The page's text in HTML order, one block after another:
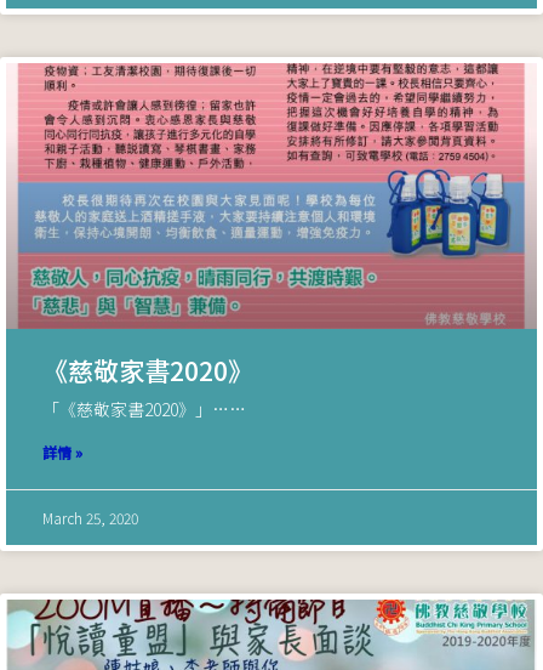
《慈敬家書2020》
「《慈敬家書2020》」……
詳情 »
March 25, 2020